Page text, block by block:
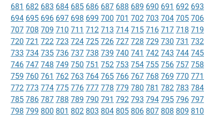
681 682 683 684 685 686 687 688 689 690 691 692 693
694 695 696 697 698 699 700 701 702 703 704 705 706
707 708 709 710 711 712 713 714 715 716 717 718 719
720 721 722 723 724 725 726 727 728 729 730 731 732
733 734 735 736 737 738 739 740 741 742 743 744 745
746 747 748 749 750 751 752 753 754 755 756 757 758
759 760 761 762 763 764 765 766 767 768 769 770 771
772 773 774 775 776 777 778 779 780 781 782 783 784
785 786 787 788 789 790 791 792 793 794 795 796 797
798 799 800 801 802 803 804 805 806 807 808 809 810